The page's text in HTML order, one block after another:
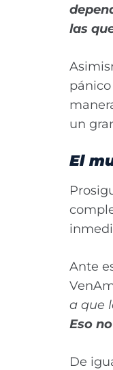
las
un
El
Ante
a que
Eso
De